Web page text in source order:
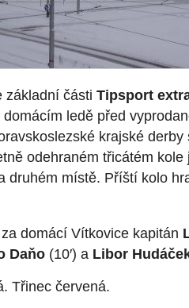
základní části Tipsport
domácím ledě před
krajské
odehraném třicátém kole
druhém místě. Příští kolo
domácí Vítkovice kapitán
Daňo (10′) a Libor
Třinec červená.